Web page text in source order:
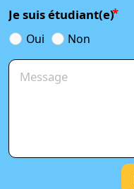
Je suis étudiant(e)
Oui Non